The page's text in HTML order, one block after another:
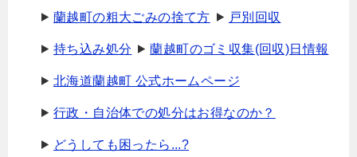
蘭越町の粗大ごみの捨て方 戸別回収
持ち込み処分 蘭越町のゴミ収集(回収)日情報
北海道蘭越町 公式ホームページ
行政・自治体での処分はお得なのか？
どうしても困ったら...?